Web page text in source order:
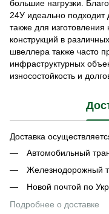
большие нагрузки.
24У идеально подходит
также для
конструкций в
швеллера также часто
инфраструктурных
износостойкость и
Доставка
Автомобильный
Железнодорожный
Новой почтой по
Подробнее о доставке